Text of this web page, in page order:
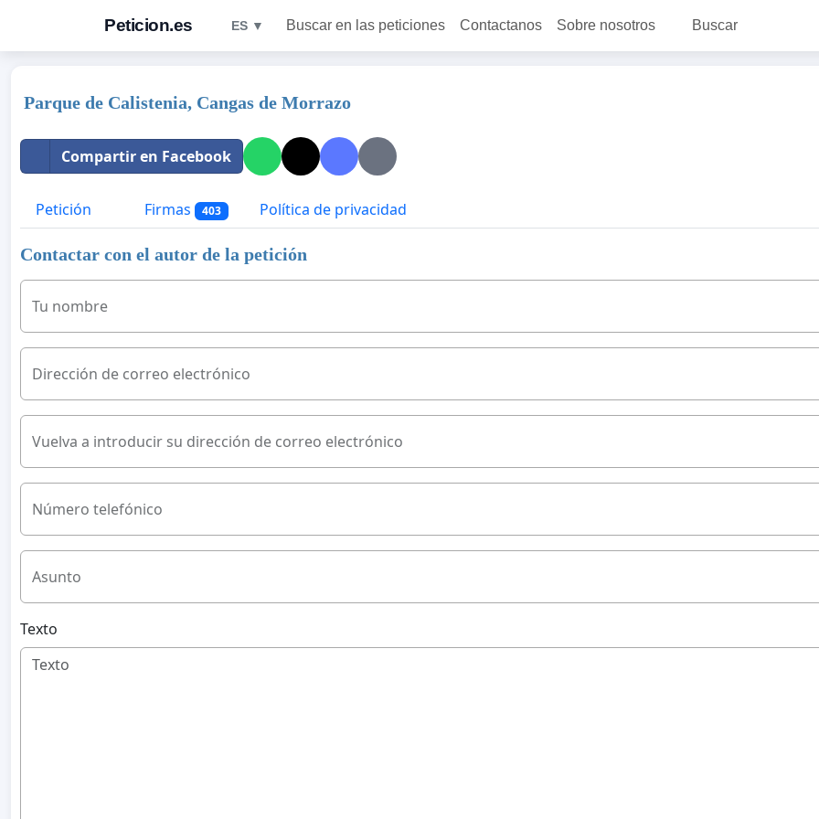
Peticion.es ES ▼ Buscar en las peticiones Contactanos Sobre nosotros Buscar
Parque de Calistenia, Cangas de Morrazo
Compartir en Facebook
Petición Firmas 403 Política de privacidad
Contactar con el autor de la petición
Tu nombre
Dirección de correo electrónico
Vuelva a introducir su dirección de correo electrónico
Número telefónico
Asunto
Texto